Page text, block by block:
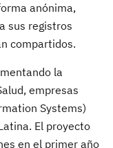
anónima,
sus registros
compartidos.
la
empresas
Systems)
El proyecto
en el primer año